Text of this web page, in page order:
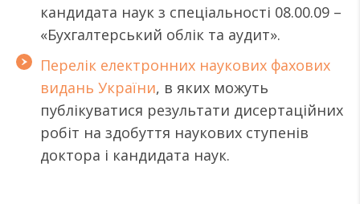
кандидата наук з спеціальності 08.00.09 –
«Бухгалтерський облік та аудит».
Перелік електронних наукових фахових
видань України, в яких можуть
публікуватися результати дисертаційних
робіт на здобуття наукових ступенів
доктора і кандидата наук.